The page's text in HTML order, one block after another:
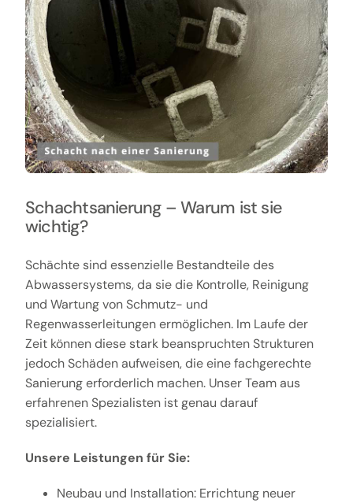
Schachtsanierung – Warum ist sie
wichtig?
Schächte sind essenzielle Bestandteile des
Abwassersystems, da sie die Kontrolle, Reinigung
und Wartung von Schmutz- und
Regenwasserleitungen ermöglichen. Im Laufe der
Zeit können diese stark beanspruchten Strukturen
jedoch Schäden aufweisen, die eine fachgerechte
Sanierung erforderlich machen. Unser Team aus
erfahrenen Spezialisten ist genau darauf
spezialisiert.
Unsere Leistungen für Sie:
Neubau und Installation: Errichtung neuer